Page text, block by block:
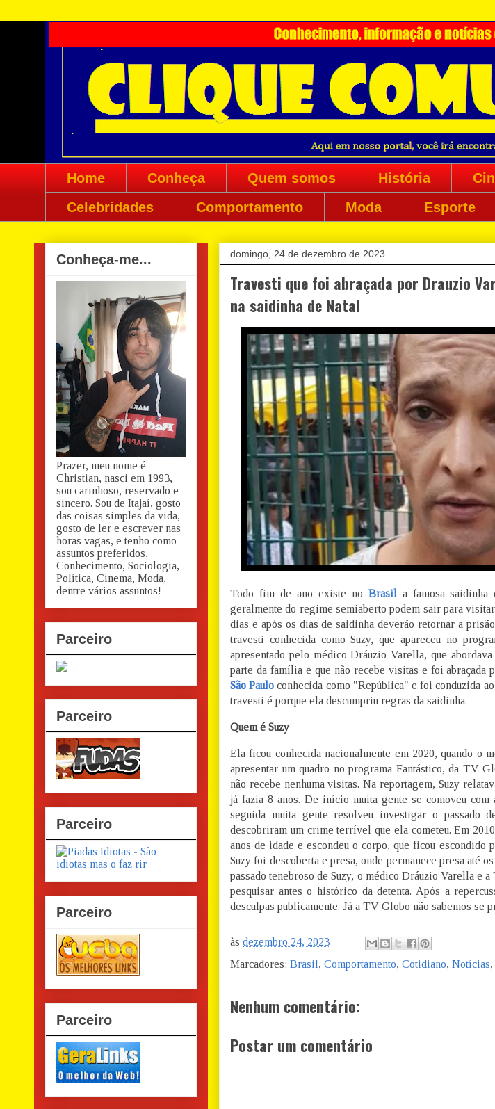
Home Conheça Quem somos História
Celebridades
Comportamento Moda Esporte
domingo, 24 de dezembro de 2023
Travesti que foi abraçada por Drauzio
na saidinha de Natal
Todo fim de ano existe no Brasil
a famosa
geralmente do regime semiaberto podem sair para
dias e após os dias de saidinha deverão retornar a
travesti conhecida como Suzy, que apareceu no
apresentado pelo médico Dráuzio Varella, que
parte da família e que não recebe visitas e foi abraçada
São Paulo conhecida como "República" e foi conduzida
travesti é porque ela descumpriu regras da saidinha.
Quem é Suzy
Ela ficou conhecida nacionalmente em 2020, quando o
apresentar um quadro no programa Fantástico, da TV
não recebe nenhuma visitas. Na reportagem, Suzy
já fazia 8 anos. De início muita gente se comoveu com
seguida muita gente resolveu investigar o passado
descobriram um crime terrível que ela cometeu. Em
anos de idade e escondeu o corpo, que ficou escondido
Suzy foi descoberta e presa, onde permanece presa até
passado tenebroso de Suzy, o médico Dráuzio Varella e
pesquisar antes o histórico da detenta. Após a
desculpas publicamente. Já a TV Globo não sabemos se
às dezembro 24, 2023
Marcadores: Brasil , Comportamento, Cotidiano, Notícias,
Nenhum comentário:
Postar um comentário
Conheça-me...
Prazer, meu nome é
Christian, nasci em 1993,
sou carinhoso, reservado e
sincero. Sou de Itajaí, gosto
das coisas simples da vida,
gosto de ler e escrever nas
horas vagas, e tenho como
assuntos preferidos,
Conhecimento, Sociologia,
Política, Cinema, Moda,
dentre vários assuntos!
Parceiro
Parceiro
Parceiro
Parceiro
Parceiro